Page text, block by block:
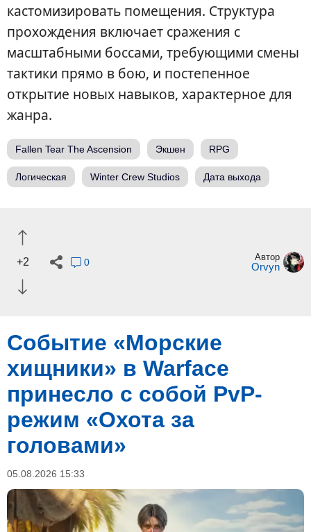
кастомизировать помещения. Структура
прохождения включает сражения с
масштабными боссами, требующими смены
тактики прямо в бою, и постепенное
открытие новых навыков, характерное для
жанра.
Fallen Tear The Ascension Экшен RPG
Логическая Winter Crew Studios Дата выхода
+2 0 Автор
Orvyn
Событие «Морские
хищники» в Warface
принесло с собой PvP-
режим «Охота за
головами»
05.08.2026 15:33